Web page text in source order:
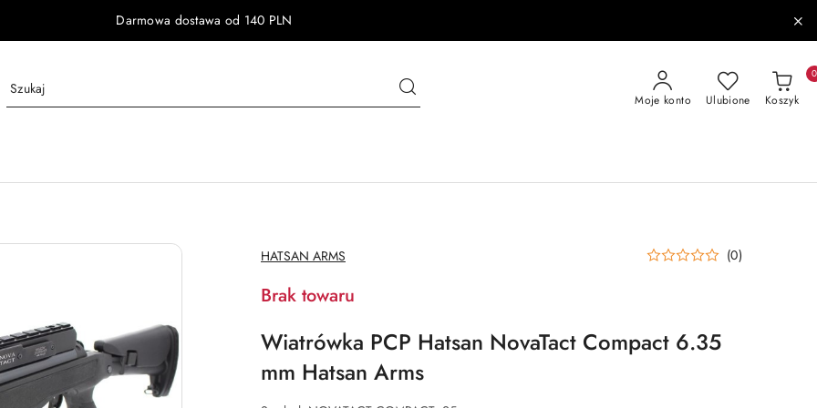
Darmowa dostawa od 140 PLN
Moje konto Ulubione Koszyk
0
NAZWA
PRODUCENTA:
HATSAN ARMS (0)
Brak towaru
Wiatrówka PCP Hatsan NovaTact Compact 6.35
mm Hatsan Arms